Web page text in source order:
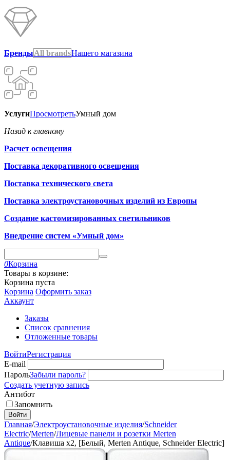
БрендыAll brandsНашего магазина
УслугиПросмотретьУмный дом
Назад к главному
Расчет освещения
Поставка декоративного освещения
Поставка технического света
Поставка электроустановочных изделий из Европы
Создание кастомизированных светильников
Внедрение систем «Умный дом»
0Корзина
Товары в корзине:
Корзина пуста
Корзина Оформить заказ
Аккаунт
Заказы
Список сравнения
Отложенные товары
ВойтиРегистрация
E-mail
ПарольЗабыли пароль?
Создать учетную запись
Антибот
Запомнить
Войти
Главная/Электроустановочные изделия/Schneider
Electric/Merten/Лицевые панели и розетки Merten
Antique/Клавиша х2, [Белый, Merten Antique, Schneider Electric]